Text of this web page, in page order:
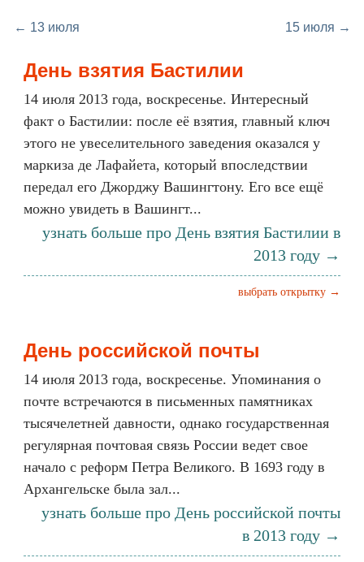
← 13 июля 15 июля →
День взятия Бастилии
14 июля 2013 года, воскресенье. Интересный
факт о Бастилии: после её взятия, главный ключ
этого не увеселительного заведения оказался у
маркиза де Лафайета, который впоследствии
передал его Джорджу Вашингтону. Его все ещё
можно увидеть в Вашингт...
узнать больше про День взятия Бастилии в
2013 году →
выбрать открытку →
День российской почты
14 июля 2013 года, воскресенье. Упоминания о
почте встречаются в письменных памятниках
тысячелетней давности, однако государственная
регулярная почтовая связь России ведет свое
начало с реформ Петра Великого. В 1693 году в
Архангельске была зал...
узнать больше про День российской почты
в 2013 году →